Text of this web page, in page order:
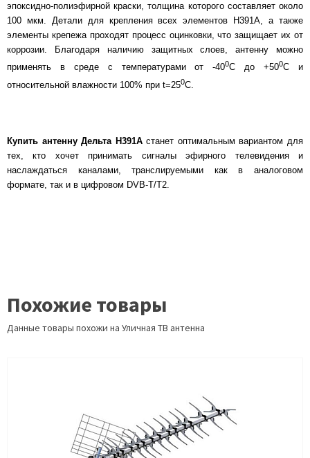
эпоксидно-полиэфирной краски, толщина которого составляет около
100 мкм. Детали для крепления всех элементов Н391А, а также
элементы крепежа проходят процесс оцинковки, что защищает их от
коррозии. Благодаря наличию защитных слоев, антенну можно
применять в среде с температурами от -400С до +500С и
относительной влажности 100% при t=250C.
Купить антенну Дельта Н391Астанет оптимальным вариантом для
тех, кто хочет принимать сигналы эфирного телевидения и
наслаждаться каналами, транслируемыми как в аналоговом
формате, так и в цифровом DVB-T/T2.
Похожие товары
Данные товары похожи на Уличная ТВ антенна